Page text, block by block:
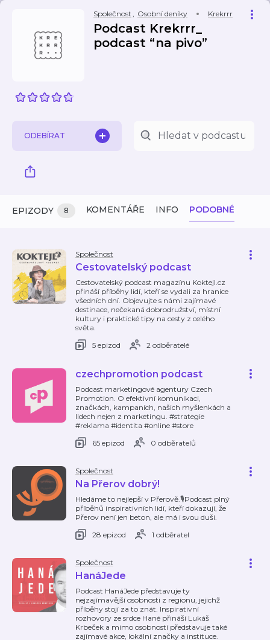
Společnost , Osobní deníky Krekrrr
Podcast Krekrrr_
podcast “na pivo”
ODEBÍRAT
EPIZODY 8 KOMENTÁŘE INFO PODOBNÉ
Společnost
Cestovatelský podcast
Cestovatelský podcast magazínu Koktejl.cz
přináší příběhy lidí, kteří se vydali za hranice
všedních dní. Objevujte s námi zajímavé
destinace, nečekaná dobrodružství, místní
kultury i praktické tipy na cesty z celého
světa.
5 epizod
2 odběratelé
czechpromotion podcast
Podcast marketingové agentury Czech
Promotion. O efektivní komunikaci,
značkách, kampaních, našich myšlenkách a
lidech nejen z marketingu. #strategie
#reklama #identita #online #store
65 epizod
0 odběratelů
Společnost
Na Přerov dobrý!
Hledáme to nejlepší v Přerově.🎙️Podcast plný
příběhů inspirativních lidí, kteří dokazují, že
Přerov není jen beton, ale má i svou duši.
28 epizod
1 odběratel
Společnost
HanáJede
Podcast HanáJede představuje ty
nejzajímavější osobnosti z regionu, jejichž
příběhy stojí za to znát. Inspirativní
rozhovory ze srdce Hané přináší Lukáš
Krbeček a mimo osobností představuje také
zajímavé akce, lokální značky a instituce.